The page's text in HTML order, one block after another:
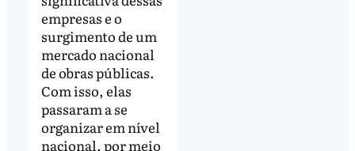
empresas e o
surgimento de um
mercado nacional
de obras públicas.
Com isso, elas
passaram a se
organizar em nível
nacional, por meio